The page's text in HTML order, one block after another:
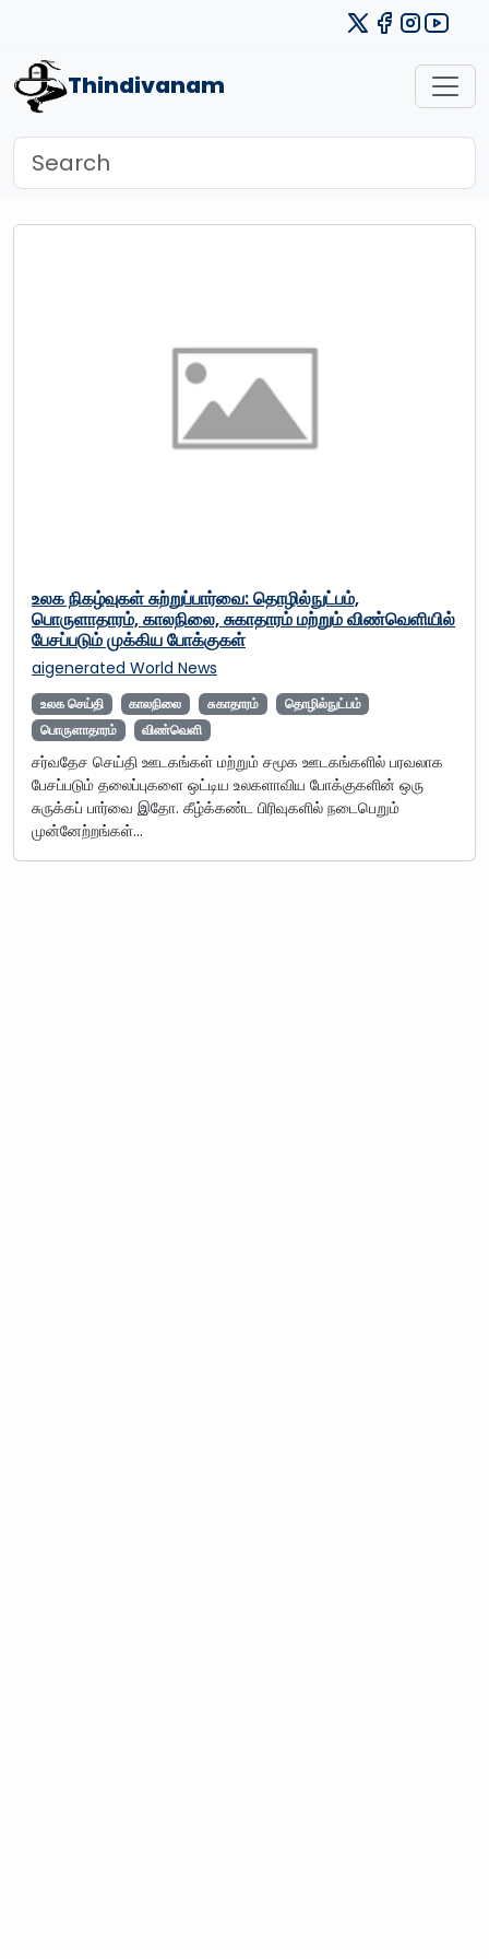
Thindivanam
உலக நிகழ்வுகள் சுற்றுப்பார்வை: தொழில்நுட்பம்,
பொருளாதாரம், காலநிலை, சுகாதாரம் மற்றும் விண்வெளியில்
பேசப்படும் முக்கிய போக்குகள்
aigenerated World News
உலக செய்தி காலநிலை சுகாதாரம்
தொழில்நுட்பம்
பொருளாதாரம்
விண்வெளி
சர்வதேச செய்தி ஊடகங்கள் மற்றும் சமூக ஊடகங்களில் பரவலாக
பேசப்படும் தலைப்புகளை ஒட்டிய உலகளாவிய போக்குகளின் ஒரு
சுருக்கப் பார்வை இதோ. கீழ்க்கண்ட பிரிவுகளில் நடைபெறும்
முன்னேற்றங்கள்…